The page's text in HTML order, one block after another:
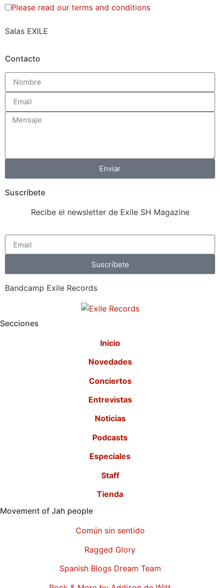
Please read our terms and conditions
Salas EXILE
Contacto
Enviar
Suscríbete
Recibe el newsletter de Exile SH Magazine
Suscríbete
Bandcamp Exile Records
Secciones
Inicio
Novedades
Conciertos
Entrevistas
Noticias
Podcasts
Especiales
Staff
Tienda
Movement of Jah people
Común sin sentido
Ragged Glory
Spanish Blogs Dream Team